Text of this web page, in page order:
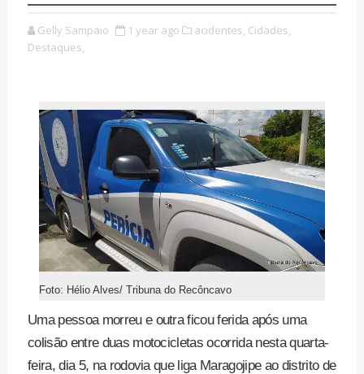
Gelly Sampaio 1 year ago acidentes, Cidades,
Destaques,
Foto: Hélio Alves/ Tribuna do Recôncavo
Uma pessoa morreu e outra ficou ferida após uma
colisão entre duas motocicletas ocorrida nesta quarta-
feira, dia 5, na rodovia que liga Maragojipe ao distrito de